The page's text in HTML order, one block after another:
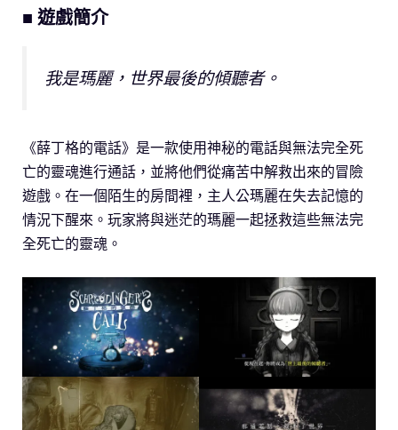
■ 遊戲簡介
我是瑪麗，世界最後的傾聽者。
《薛丁格的電話》是一款使用神秘的電話與無法完全死
亡的靈魂進行通話，並將他們從痛苦中解救出來的冒險
遊戲。在一個陌生的房間裡，主人公瑪麗在失去記憶的
情況下醒來。玩家將與迷茫的瑪麗一起拯救這些無法完
全死亡的靈魂。